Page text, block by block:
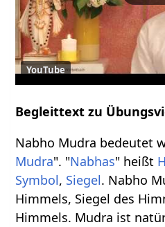
YouTube
Begleittext zu
Nabho Mudra bedeutet
Mudra". "Nabhas" heißt
Symbol, Siegel. Nabho
Himmels, Siegel des
Himmels. Mudra ist